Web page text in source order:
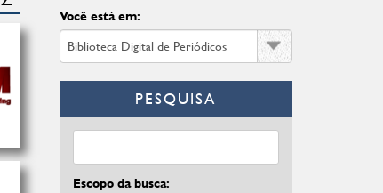
Você está em:
PESQUISA
Escopo da busca: